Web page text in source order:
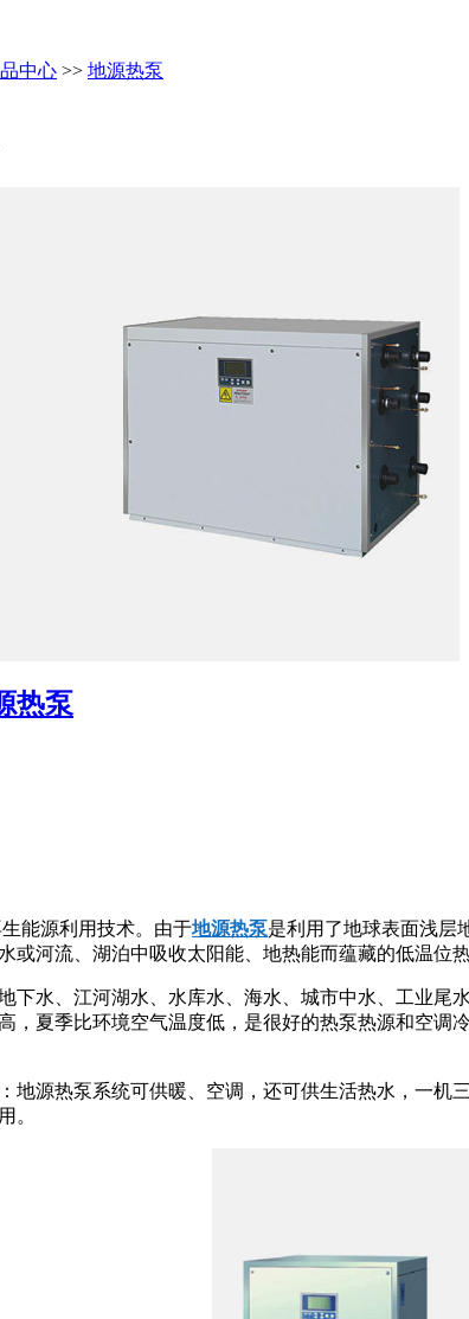
中心 >> 地源热泵
热泵
能源利用技术。由于地源热泵是利用了地球表面浅层
或河流、湖泊中吸收太阳能、地热能而蕴藏的低温位热
水、江河湖水、水库水、海水、城市中水、工业尾
，夏季比环境空气温度低，是很好的热泵热源和空
源热泵系统可供暖、空调，还可供生活热水，一机
。